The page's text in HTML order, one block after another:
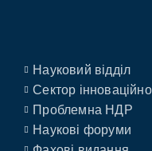
Науковий відділ
Сектор
Проблемна НДР
Наукові форуми